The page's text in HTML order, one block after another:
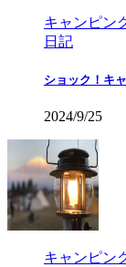
キャンピン
日記
ショック！キ
2024/9/25
キャンピン